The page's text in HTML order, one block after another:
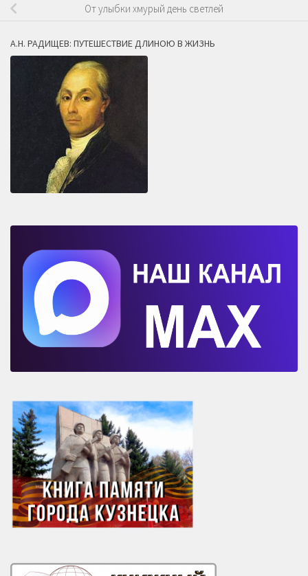
От улыбки хмурый день светлей
А.Н. РАДИЩЕВ: ПУТЕШЕСТВИЕ ДЛИНОЮ В ЖИЗНЬ